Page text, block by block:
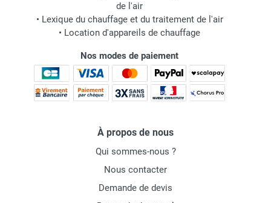
de l'air
• Lexique du chauffage et du traitement de l'air
• Location d'appareils de chauffage
Nos modes de paiement
À propos de nous
Qui sommes-nous ?
Nous contacter
Demande de devis